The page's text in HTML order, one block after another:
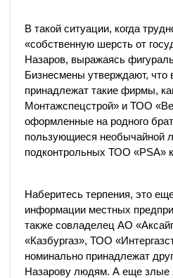
В такой ситуации, когда
«собственную шерсть от
Назаров, выражаясь
Бизнесмены утверждают, что
принадлежат такие фирмы,
Монтажспецстрой» и ТОО
оформленные на родного
пользующиеся необычайной
подконтрольных ТОО «PSA»
Наберитесь терпения, это
информации местных
также совладелец АО
«Казбургаз», ТОО
номинально принадлежат
Назарову людям. А еще злые